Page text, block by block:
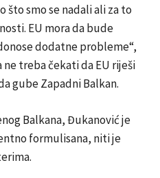
što smo se nadali ali za to
EU mora da bude
dodatne probleme“,
ne treba čekati da EU riješi
gube Zapadni Balkan.
Balkana, Đukanović je
formulisana, niti je